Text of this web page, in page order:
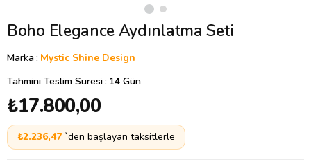
Boho Elegance Aydınlatma Seti
Marka: Mystic Shine Design
Tahmini Teslim Süresi: 14 Gün
₺17.800,00
₺2.236,47 `den başlayan taksitlerle